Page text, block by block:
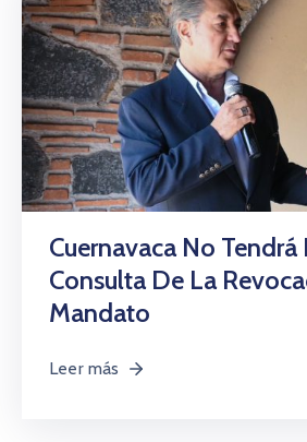
Cuernavaca No Tendrá
Consulta De La
Mandato
Leer más